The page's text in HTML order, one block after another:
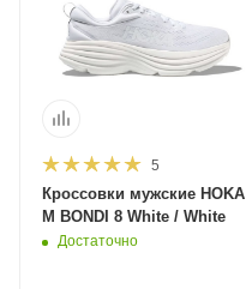
5
Кроссовки мужские HOKA
M BONDI 8 White / White
Достаточно